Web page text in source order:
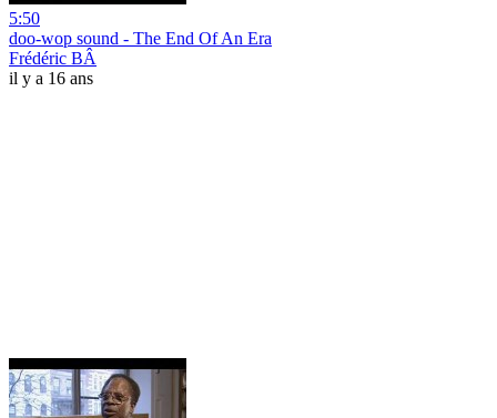
5:50
doo-wop sound - The End Of An Era
Frédéric BÂ
il y a 16 ans